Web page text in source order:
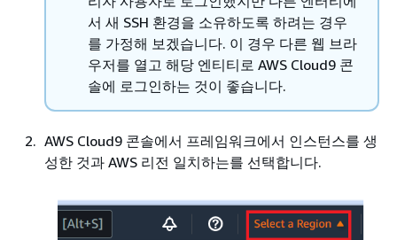
서 새 SSH 환경을 소유하도록 하려는 경우
를 가정해 보겠습니다. 이 경우 다른 웹 브라
우저를 열고 해당 엔티티로 AWS Cloud9 콘
솔에 로그인하는 것이 좋습니다.
AWS Cloud9 콘솔에서 프레임워크에서 인스턴스를 생
성한 것과 AWS 리전 일치하는를 선택합니다.